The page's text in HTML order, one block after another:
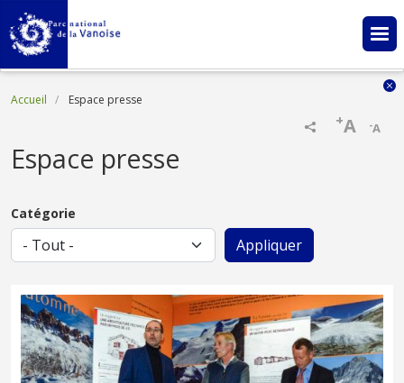
Aller au contenu principal
Fil d'Ariane
Accueil Espace presse
-A
+A
Espace presse
Catégorie